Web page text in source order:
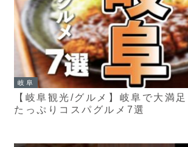
岐阜
【岐阜観光/グルメ】岐阜で大満
たっぷりコスパグルメ7選